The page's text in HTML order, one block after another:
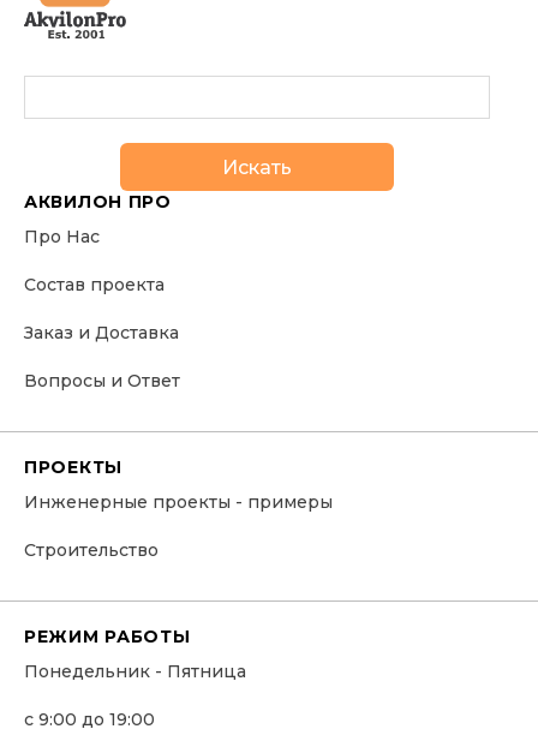
Искать
АКВИЛОН ПРО
Про Нас
Состав проекта
Заказ и Доставка
Вопросы и Ответ
ПРОЕКТЫ
Инженерные проекты - примеры
Строительство
РЕЖИМ РАБОТЫ
Понедельник - Пятница
с 9:00 до 19:00